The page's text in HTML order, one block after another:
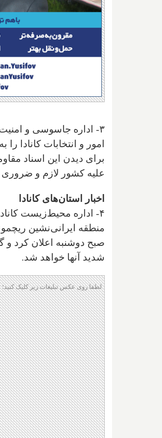
۳- اداره جاسوسی و
امور و انتخابات کانادا
برای دیدن این اسناد
علیه کشور لازم و
اخبار استان‌های کانادا
۴- اداره محیط‌زیست
منطقه ایرانی‌نشین
شدید آنها خواهد شد.
لطفا روی عکس تبلیغات زیر کلیک